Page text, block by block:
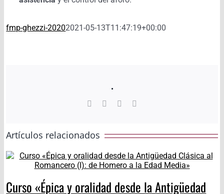
fmp-ghezzi-20202021-05-13T11:47:19+00:00
.
Facebook
TwitterWhatsApp
Artículos relacionados
Curso «Épica y oralidad desde la Antigüedad